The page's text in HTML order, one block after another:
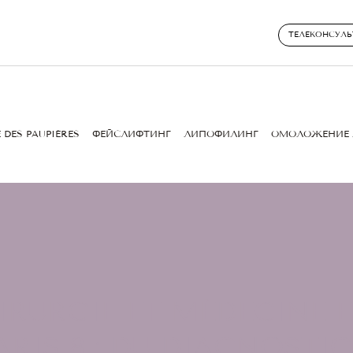
PAUPIÈRES ФЕЙСЛИФТИНГ ЛИПОФИЛИНГ ОМОЛОЖЕНИЕ